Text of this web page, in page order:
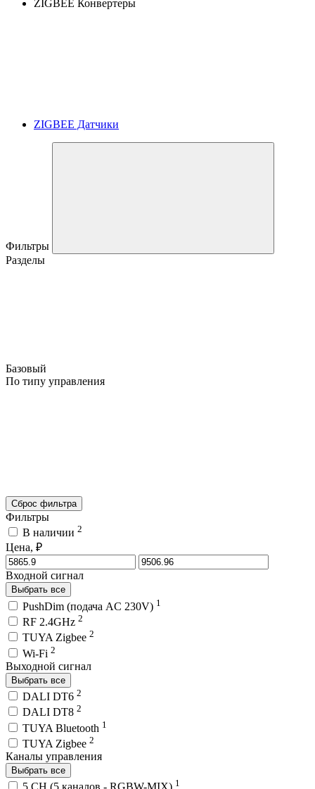
ZIGBEE Конвертеры
ZIGBEE Датчики
Фильтры
Разделы
Базовый
По типу управления
Сброс фильтра
Фильтры
В наличии 2
Цена, ₽
Входной сигнал
Выбрать все
PushDim (подача AC 230V) 1
RF 2.4GHz 2
TUYA Zigbee 2
Wi-Fi 2
Выходной сигнал
Выбрать все
DALI DT6 2
DALI DT8 2
TUYA Bluetooth 1
TUYA Zigbee 2
Каналы управления
Выбрать все
1